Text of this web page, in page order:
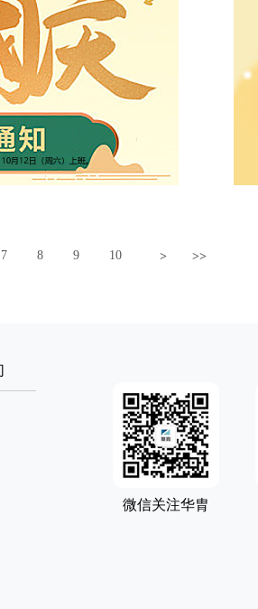
7 8 9 10 > >>
微信关注华胄